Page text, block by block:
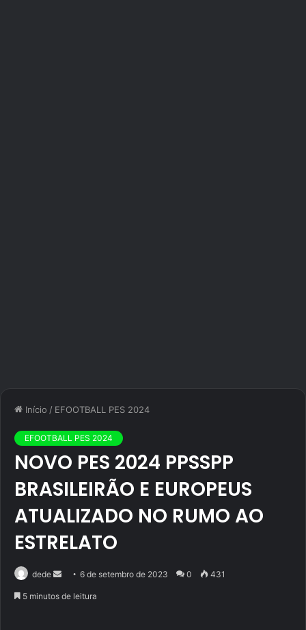
Início / EFOOTBALL PES 2024
EFOOTBALL PES 2024
NOVO PES 2024 PPSSPP
BRASILEIRÃO E EUROPEUS
ATUALIZADO NO RUMO AO
ESTRELATO
dede
Mande6 de setembro de 2023 0 431
5 minutos de leitura